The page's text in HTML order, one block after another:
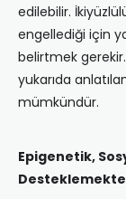
edilebilir.
engellediği için
belirtmek
yukarıda
mümkündür.
Epigenetik,